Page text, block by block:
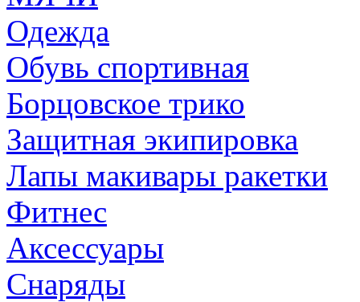
Одежда
Обувь спортивная
Борцовское трико
Защитная экипировка
Лапы макивары ракетки
Фитнес
Аксессуары
Снаряды